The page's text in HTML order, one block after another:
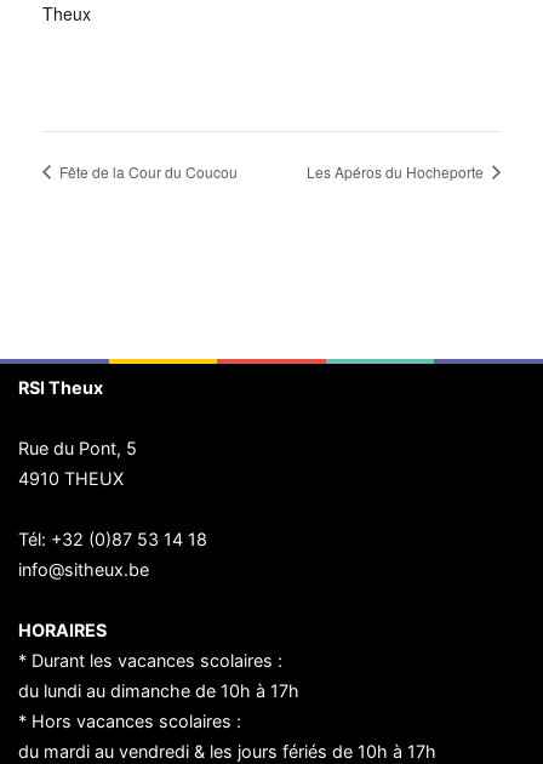
Theux
Fête de la Cour du Coucou Les Apéros du Hocheporte
RSI Theux
Rue du Pont, 5
4910 THEUX
Tél: +32 (0)87 53 14 18
info@sitheux.be
HORAIRES
* Durant les vacances scolaires :
du lundi au dimanche de 10h à 17h
* Hors vacances scolaires :
du mardi au vendredi & les jours fériés de 10h à 17h